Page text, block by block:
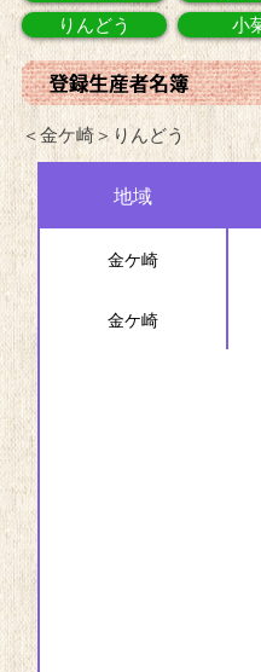
りんどう
小
＜金ケ崎＞りんどう
地域
金ケ崎
金ケ崎